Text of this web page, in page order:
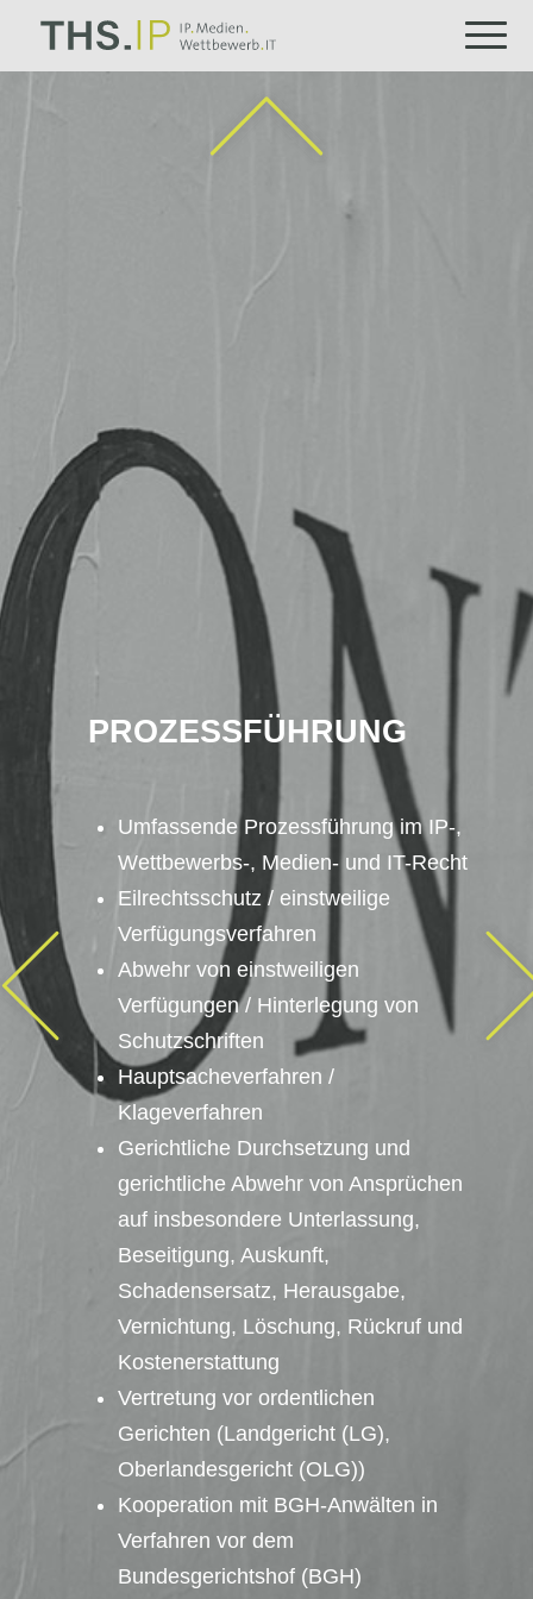
PROZESSFÜHRUNG
Umfassende Prozessführung im IP-,
Wettbewerbs-, Medien- und IT-Recht
Eilrechtsschutz / einstweilige
Verfügungsverfahren
Abwehr von einstweiligen
Verfügungen / Hinterlegung von
Schutzschriften
Hauptsacheverfahren /
Klageverfahren
Gerichtliche Durchsetzung und
gerichtliche Abwehr von Ansprüchen
auf insbesondere Unterlassung,
Beseitigung, Auskunft,
Schadensersatz, Herausgabe,
Vernichtung, Löschung, Rückruf und
Kostenerstattung
Vertretung vor ordentlichen
Gerichten (Landgericht (LG),
Oberlandesgericht (OLG))
Kooperation mit BGH-Anwälten in
Verfahren vor dem
Bundesgerichtshof (BGH)